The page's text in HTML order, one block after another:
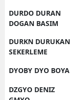
DURDO DURAN
DOGAN BASIM
DURKN DURUKAN
SEKERLEME
DYOBY DYO BOYA
DZGYO DENIZ